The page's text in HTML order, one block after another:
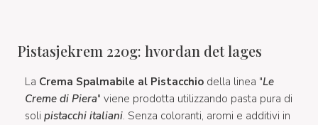
Pistasjekrem 220g: hvordan det lages
La Crema Spalmabile al Pistacchio della linea "Le
Creme di Piera" viene prodotta utilizzando pasta pura di
soli pistacchi italiani. Senza coloranti, aromi e additivi in